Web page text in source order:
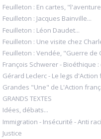
Feuilleton : En cartes,
Feuilleton : Jacques Bainville...
Feuilleton : Léon Daudet...
Feuilleton : Une visite chez
Feuilleton : Vendée, "Guerre de
François Schwerer - Bioéthique
Gérard Leclerc - Le legs
Grandes "Une" de L'Action
GRANDS TEXTES
Idées, débats...
Immigration - Insécurité - Anti
Justice